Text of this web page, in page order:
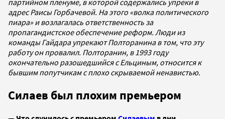
адрес Раисы Горбачевой. На этого «волка политического
пиара» и возлагалась ответственность за
пропагандистское обеспечение реформ. Люди из
команды Гайдара упрекают Полторанина в том, что эту
работу он провалил. Полторанин, в 1993 году
окончательно разошедшийся с Ельциным, относится к
бывшим попутчикам с плохо скрываемой ненавистью.
Силаев был плохим премьером